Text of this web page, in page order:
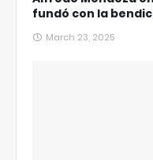
fundó con la
March 23, 2025